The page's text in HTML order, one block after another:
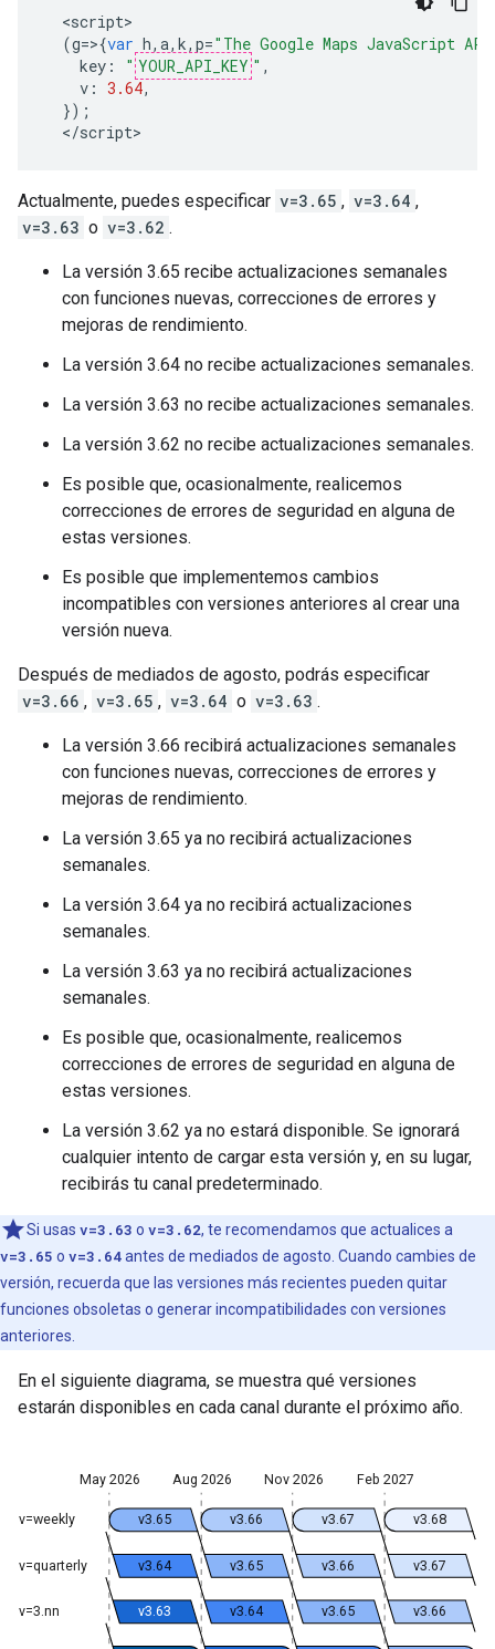
<script
(g=>{var h, a, k, p="The Google Maps JavaScript
key : " YOUR_API_KEY " ,
v : 3.64,
});
</script>
Actualmente, puedes especificar v=3.65 , v=3.64 ,
v=3.63 o v=3.62 .
La versión 3.65 recibe actualizaciones semanales
con funciones nuevas, correcciones de errores y
mejoras de rendimiento.
La versión 3.64 no recibe actualizaciones semanales.
La versión 3.63 no recibe actualizaciones semanales.
La versión 3.62 no recibe actualizaciones semanales.
Es posible que, ocasionalmente, realicemos
correcciones de errores de seguridad en alguna de
estas versiones.
Es posible que implementemos cambios
incompatibles con versiones anteriores al crear una
versión nueva.
Después de mediados de agosto, podrás especificar
v=3.66 , v=3.65 , v=3.64 o v=3.63 .
La versión 3.66 recibirá actualizaciones semanales
con funciones nuevas, correcciones de errores y
mejoras de rendimiento.
La versión 3.65 ya no recibirá actualizaciones
semanales.
La versión 3.64 ya no recibirá actualizaciones
semanales.
La versión 3.63 ya no recibirá actualizaciones
semanales.
Es posible que, ocasionalmente, realicemos
correcciones de errores de seguridad en alguna de
estas versiones.
La versión 3.62 ya no estará disponible. Se ignorará
cualquier intento de cargar esta versión y, en su lugar,
recibirás tu canal predeterminado.
Si usas v=3.63 o v=3.62, te recomendamos que actualices a
v=3.65 o v=3.64antes de mediados de agosto. Cuando cambies de
versión, recuerda que las versiones más recientes pueden quitar
funciones obsoletas o generar incompatibilidades con versiones
anteriores.
En el siguiente diagrama, se muestra qué versiones
estarán disponibles en cada canal durante el próximo año.
v=weekly
v=quarterly
v=3.nn
May 2026 Aug 2026 Nov 2026 Feb 2027
v3.63
v3.64
v3.64
v3.65
v3.65
v3.65
v3.66
v3.66
v3.66
v3.67
v3.67
v3.68